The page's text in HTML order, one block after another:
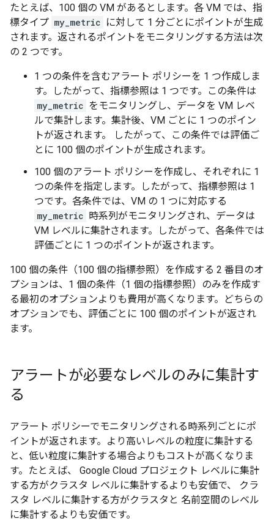
たとえば、100 個の VM があるとします。各 VM では、指
標タイプ my_metric に対して 1 分ごとにポイントが生成
されます。返されるポイントをモニタリングする方法は次
の 2 つです。
1 つの条件を含むアラート ポリシーを 1 つ作成しま
す。したがって、指標参照は 1 つです。この条件は
my_metric をモニタリングし、データを VM レベ
ルで集計します。集計後、VM ごとに 1 つのポイン
トが返されます。 したがって、この条件では評価ご
とに 100 個のポイントが生成されます。
100 個のアラート ポリシーを作成し、それぞれに 1
つの条件を指定します。したがって、指標参照は 1
つです。各条件では、VM の 1 つに対応する
my_metric 時系列がモニタリングされ、データは
VM レベルに集計されます。したがって、各条件では
評価ごとに 1 つのポイントが返されます。
100 個の条件（100 個の指標参照）を作成する 2 番目のオ
プションは、1 個の条件（1 個の指標参照）のみを作成す
る最初のオプションよりも費用が高くなります。どちらの
オプションでも、評価ごとに 100 個のポイントが返され
ます。
アラートが必要なレベルのみに集計す
る
アラート ポリシーでモニタリングされる時系列ごとにポ
イントが返されます。より高いレベルの粒度に集計する
と、低い粒度に集計する場合よりもコストが高くなりま
す。たとえば、 Google Cloud プロジェクト レベルに集計
する方がクラスタ レベルに集計するよりも安価で、 クラ
スタ レベルに集計する方がクラスタと 名前空間のレベル
に集計するよりも安価です。